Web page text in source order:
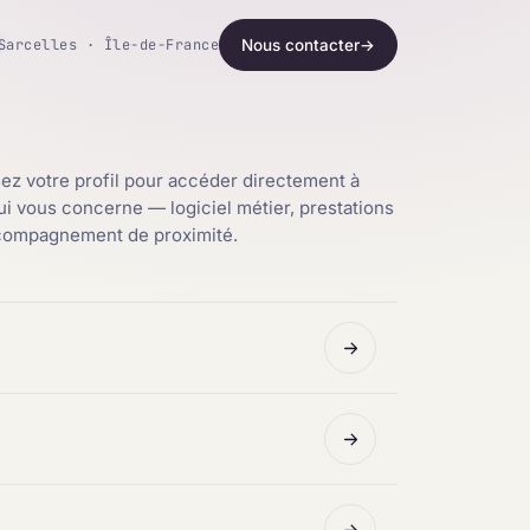
Sarcelles · Île-de-France Nous contacter→
votre profil pour accéder directement à
vous concerne — logiciel métier, prestations
de proximité.